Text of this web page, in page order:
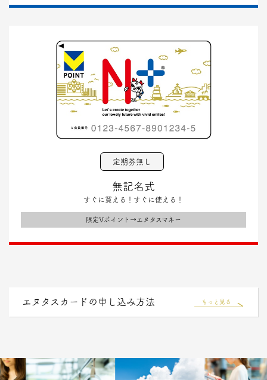
定期券無し
無記名式
すぐに買える！すぐに使える！
限定Vポイント→エヌタスマネー
エヌタスカードの申し込み方法 もっと見る